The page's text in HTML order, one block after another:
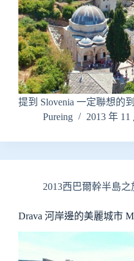
提到 Slovenia 一定聯想的
Pureing
2013 年 11
2013西巴爾幹半島之
Drava 河岸邊的美麗城市